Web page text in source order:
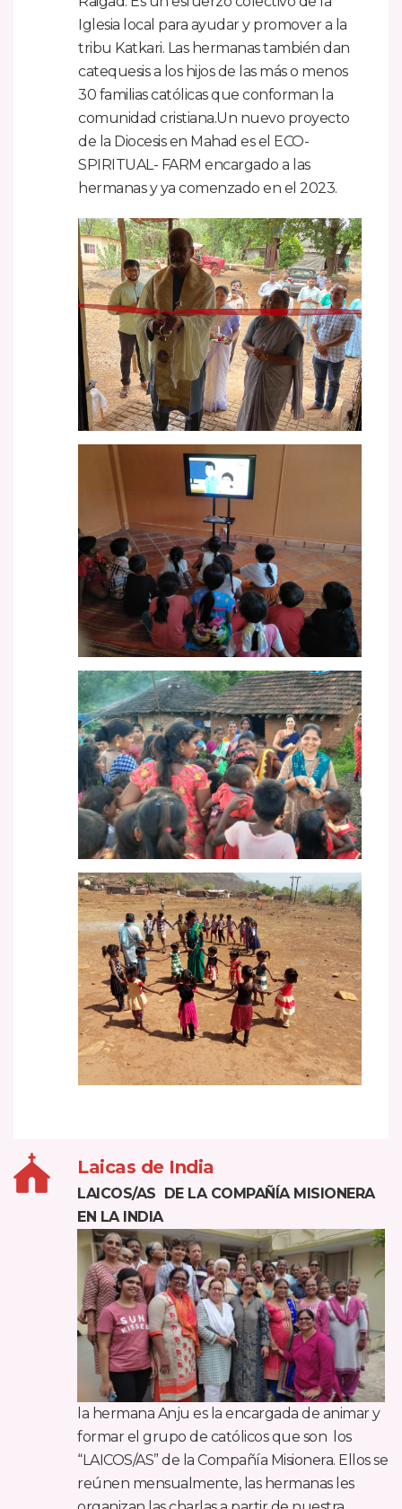
Iglesia local para ayudar y promover a la
tribu Katkari. Las hermanas también dan
catequesis a los hijos de las más o menos
30 familias católicas que conforman la
comunidad cristiana.Un nuevo proyecto
de la Diocesis en Mahad es el ECO-
SPIRITUAL- FARM encargado a las
hermanas y ya comenzado en el 2023.
Laicas de India
LAICOS/AS DE LA COMPAÑÍA MISIONERA
EN LA INDIA
la hermana Anju es la encargada de animar y
formar el grupo de católicos que son los
“LAICOS/AS” de la Compañía Misionera. Ellos se
reúnen mensualmente, las hermanas les